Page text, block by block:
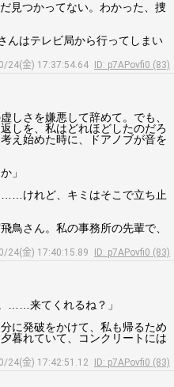
見つかってない。わかった、捜
んはテレビ局から行ってしまい
24(金) 17:37:54.64
ID: p7APovfi0 (83)
しさを嫌悪して辞めて。でも、
しを、私はどれほどしたのだろ
え始めた時に、ドアノブが音を
」
……けれど、キミはそこで立ち止
鳥さん。私の事務所の先輩で、
24(金) 17:40:15.89
ID: p7APovfi0 (83)
……来てくれるね？」
に発破をかけて、私も帰るため
暮れていて、コンクリートには
24(金) 17:42:51.12
ID: p7APovfi0 (83)